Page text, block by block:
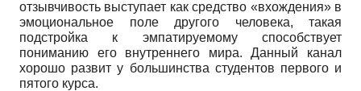
отзывчивость выступает как средство «вхождения» в
эмоциональное поле другого человека, такая
подстройка к эмпатируемому способствует
пониманию его внутреннего мира. Данный канал
хорошо развит у большинства студентов первого и
пятого курса.